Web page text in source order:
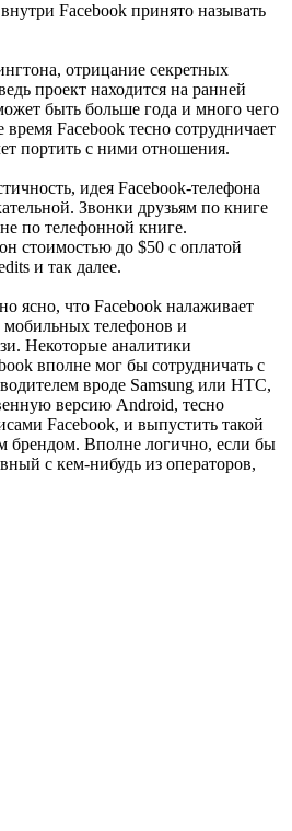
Facebook принято называть
отрицание секретных
проект находится на ранней
быть больше года и много чего
Facebook тесно сотрудничает
портить с ними отношения.
идея Facebook-телефона
Звонки друзьям по книге
по телефонной книге.
стоимостью до $50 с оплатой
и так далее.
ясно, что Facebook налаживает
мобильных телефонов и
Некоторые аналитики
вполне мог бы сотрудничать с
вроде Samsung или HTC,
версию Android, тесно
Facebook, и выпустить такой
брендом. Вполне логично, если бы
с кем-нибудь из операторов,